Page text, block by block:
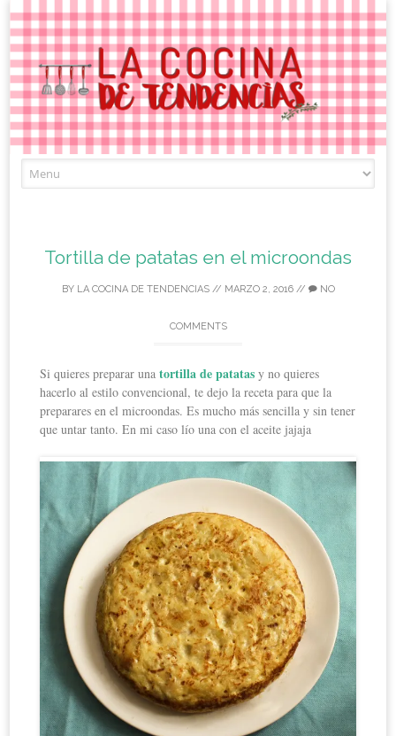
to
Tortilla de patatas en el microondas
BY LA COCINA DE TENDENCIAS// MARZO 2, 2016// NO
COMMENTS
Si quieres preparar unatortilla de patatas y no quieres
hacerlo al estilo convencional, te dejo la receta para que la
preparares en el microondas. Es mucho más sencilla y sin tener
que untar tanto. En mi caso lío una con el aceite jajaja